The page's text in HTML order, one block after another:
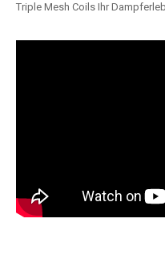
Triple Mesh Coils Ihr